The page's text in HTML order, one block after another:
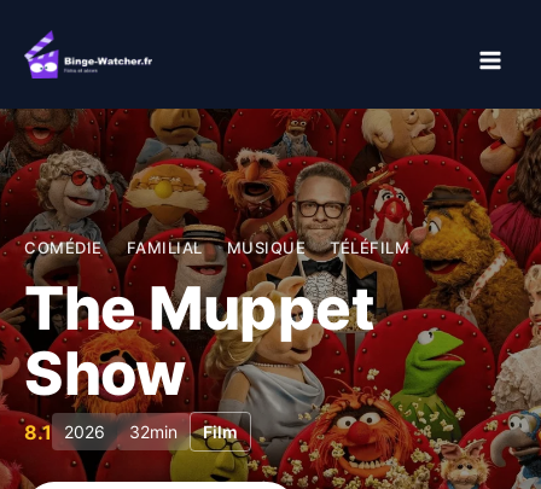
contenu
COMÉDIE FAMILIAL MUSIQUE TÉLÉFILM
The Muppet
Show
8.1 2026 32min Film